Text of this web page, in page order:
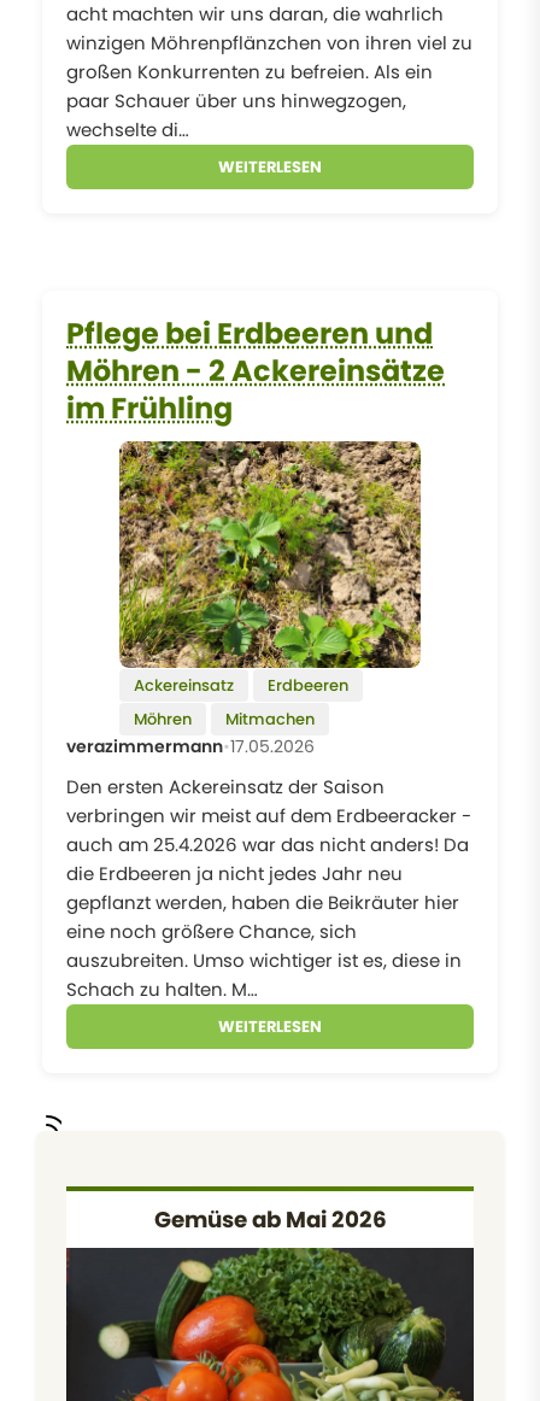
Gemüse ab Mai 2026
acht machten wir uns daran, die wahrlich
winzigen Möhrenpflänzchen von ihren viel zu
großen Konkurrenten zu befreien. Als ein
paar Schauer über uns hinwegzogen,
wechselte di…
WEITERLESEN
Pflege bei Erdbeeren und
Möhren - 2 Ackereinsätze
im Frühling
Ackereinsatz
Erdbeeren
Möhren
Mitmachen
verazimmermann•17.05.2026
Den ersten Ackereinsatz der Saison
verbringen wir meist auf dem Erdbeeracker -
auch am 25.4.2026 war das nicht anders! Da
die Erdbeeren ja nicht jedes Jahr neu
gepflanzt werden, haben die Beikräuter hier
eine noch größere Chance, sich
auszubreiten. Umso wichtiger ist es, diese in
Schach zu halten. M…
WEITERLESEN